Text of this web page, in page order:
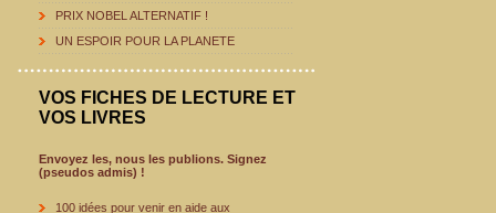
PRIX NOBEL ALTERNATIF !
UN ESPOIR POUR LA PLANETE
VOS FICHES DE LECTURE ET
VOS LIVRES
Envoyez les, nous les publions. Signez
(pseudos admis) !
100 idées pour venir en aide aux